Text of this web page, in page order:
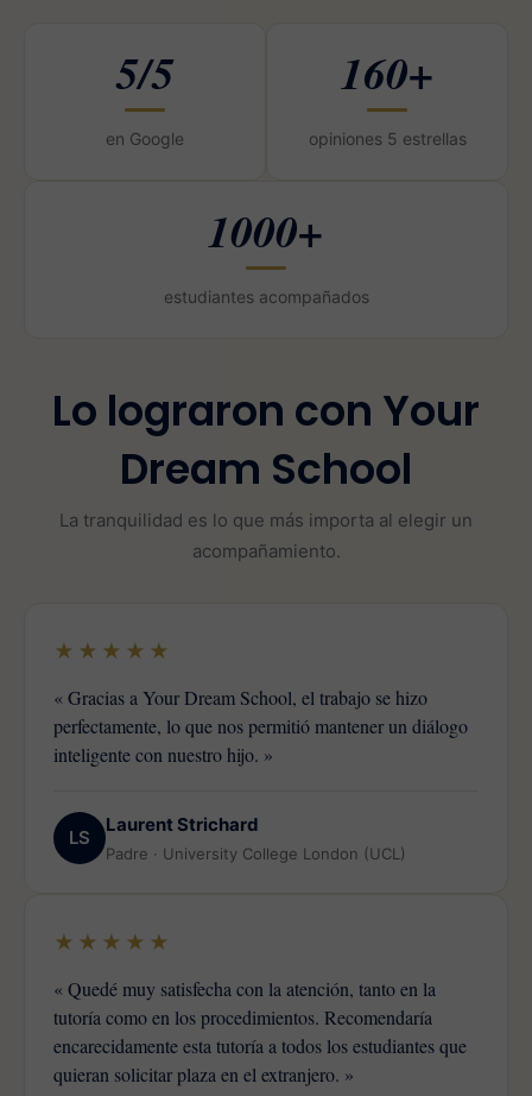
5/5
en Google
160+
opiniones 5 estrellas
1000+
estudiantes acompañados
Lo lograron con Your
Dream School
La tranquilidad es lo que más importa al elegir un
acompañamiento.
★★★★★
« Gracias a Your Dream School, el trabajo se hizo
perfectamente, lo que nos permitió mantener un diálogo
inteligente con nuestro hijo. »
LS
Laurent Strichard
Padre · University College London (UCL)
★★★★★
« Quedé muy satisfecha con la atención, tanto en la
tutoría como en los procedimientos. Recomendaría
encarecidamente esta tutoría a todos los estudiantes que
quieran solicitar plaza en el extranjero. »